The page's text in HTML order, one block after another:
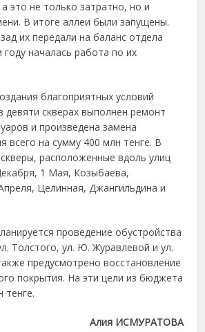
это не только затратно, но и
В итоге аллеи были запущены.
их передали на баланс отдела
началась работа по их
благоприятных условий
девяти скверах выполнен ремонт
и произведена замена
всего на сумму 400 млн тенге. В
расположенные вдоль улиц
1 Мая, Козыбаева,
Целинная, Джангильдина и
проведение обустройства
Толстого, ул. Ю. Журавлевой и ул.
предусмотрено восстановление
покрытия. На эти цели из бюджета
тенге.
Алия ИСМУРАТОВА